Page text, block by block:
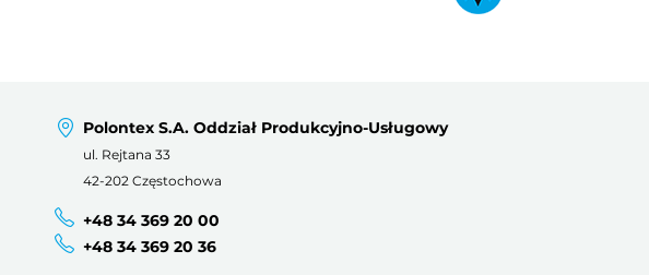
Polontex S.A. Oddział Produkcyjno-Usługowy
ul. Rejtana 33
42-202 Częstochowa
+48 34 369 20 00
+48 34 369 20 36